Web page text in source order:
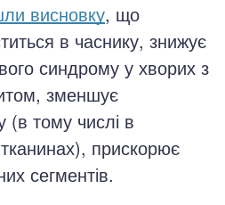
висновку, що
в часнику, знижує
синдрому у хворих з
зменшує
(в тому числі в
прискорює
сегментів.